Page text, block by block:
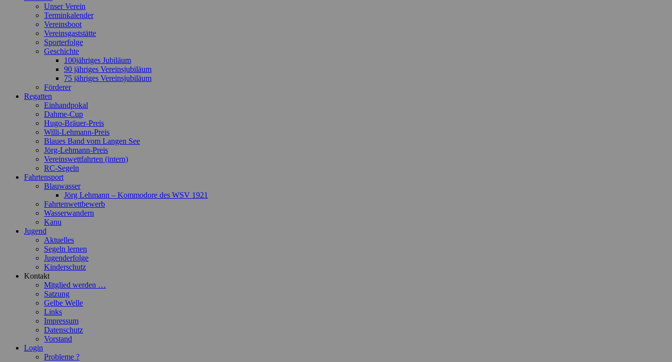
Unser Verein
Terminkalender
Vereinsboot
Vereinsgaststätte
Sporterfolge
Geschichte
100jähriges Jubiläum
90 jähriges Vereinsjubiläum
75 jähriges Vereinsjubiläum
Förderer
Regatten
Einhandpokal
Dahme-Cup
Hugo-Bräuer-Preis
Willi-Lehmann-Preis
Blaues Band vom Langen See
Jörg-Lehmann-Preis
Vereinswettfahrten (intern)
RC-Segeln
Fahrtensport
Blauwasser
Jörg Lehmann – Kommodore des WSV 1921
Fahrtenwettbewerb
Wasserwandern
Kanu
Jugend
Aktuelles
Segeln lernen
Jugenderfolge
Kinderschutz
Kontakt
Mitglied werden …
Satzung
Gelbe Welle
Links
Impressum
Datenschutz
Vorstand
Login
Probleme ?